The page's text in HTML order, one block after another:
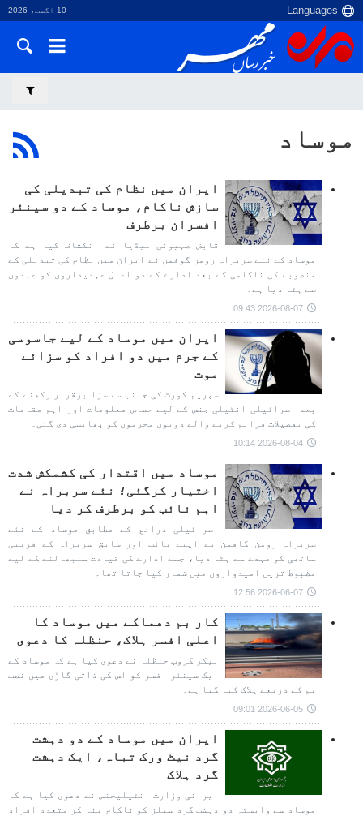
10 اگست، 2026
موساد
ایران میں نظام کی تبدیلی کی
سازش ناکام، موساد کے دو سینئر
افسران برطرف
قابض صہیونی میڈیا نے انکشاف کیا ہے کہ
موساد کے نئے سربراہ رومن گوفمن نے ایران میں نظام کی تبدیلی کے
منصوبے کی ناکامی کے بعد ادارے کے دو اعلیٰ عہدیداروں کو عہدوں
سے ہٹا دیا ہے۔
2026-08-07 09:43
ایران میں موساد کے لیے جاسوسی
کے جرم میں دو افراد کو سزائے
موت
سپریم کورٹ کی جانب سے سزا برقرار رکھنے کے
بعد اسرائیلی انٹیلی جنس کے لیے حساس معلومات اور اہم مقامات
کی تفصیلات فراہم کرنے والے دونوں مجرموں کو پھانسی دی گئی۔
2026-08-04 10:14
موساد میں اقتدار کی کشمکش شدت
اختیار کرگئی؛ نئے سربراہ نے
اہم نائب کو برطرف کر دیا
اسرائیلی ذرائع کے مطابق موساد کے نئے
سربراہ رومن گافمن نے اپنے نائب اور سابق سربراہ کے قریبی
ساتھی کو عہدے سے ہٹا دیا، جسے ادارے کی قیادت سنبھالنے کے لیے
مضبوط ترین امیدواروں میں شمار کیا جاتا تھا۔
2026-06-07 12:56
کار بم دھماکے میں موساد کا
اعلی افسر ہلاک، حنظلہ کا دعوی
ہیکر گروپ حنظلہ نے دعوی کیا ہے کہ موساد کے
ایک سینئر افسر کو اس کی ذاتی گاڑی میں نصب
بم کے ذریعے ہلاک کیا گیا ہے۔
2026-06-05 09:01
ایران میں موساد کے دو دہشت
گرد نیٹ ورک تباہ، ایک دہشت
گرد ہلاک
ایرانی وزارت انٹیلیجنس نے دعوی کیا ہے کہ
موساد سے وابستہ دو دہشت گرد سیلز کو ناکام بنا کر متعدد افراد